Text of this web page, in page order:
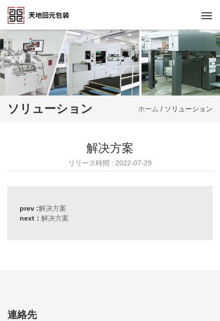
ソリューション ホーム / ソリューション
解决方案
リリース時間 : 2022-07-29
prev :解决方案
next： 解决方案
連絡先